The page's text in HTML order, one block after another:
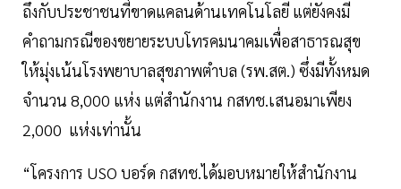
ถึงกับประชาชนที่ขาดแคลนด้านเทคโนโลยี แต่ยังคงมี
คำถามกรณีของขยายระบบโทรคมนาคมเพื่อสาธารณสุข
ให้มุ่งเน้นโรงพยาบาลสุขภาพตำบล (รพ.สต.) ซึ่งมีทั้งหมด
จำนวน 8,000 แห่ง แต่สำนักงาน กสทช.เสนอมาเพียง
2,000 แห่งเท่านั้น
“โครงการ USO บอร์ด กสทช.ได้มอบหมายให้สำนักงาน